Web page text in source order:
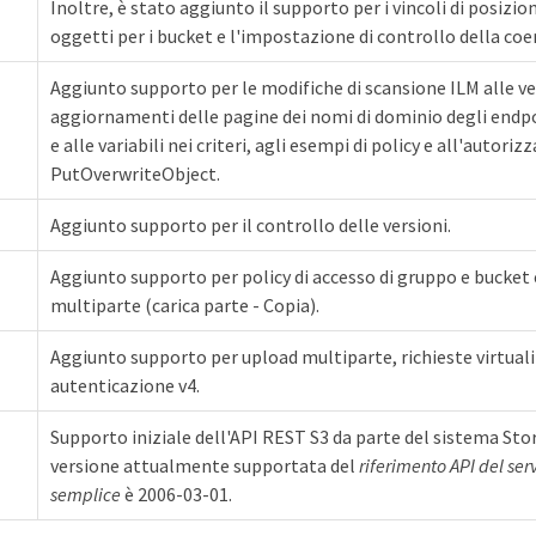
Inoltre, è stato aggiunto il supporto per i vincoli di
oggetti per i bucket e l'impostazione di controllo della
Aggiunto supporto per le modifiche di scansione ILM alle
aggiornamenti delle pagine dei nomi di dominio degli
e alle variabili nei criteri, agli esempi di policy e
PutOverwriteObject.
Aggiunto supporto per il controllo delle versioni.
Aggiunto supporto per policy di accesso di gruppo e bucket
multiparte (carica parte - Copia).
Aggiunto supporto per upload multiparte, richieste
autenticazione v4.
Supporto iniziale dell'API REST S3 da parte del sistema
versione attualmente supportata del riferimento API del
semplice è 2006-03-01.